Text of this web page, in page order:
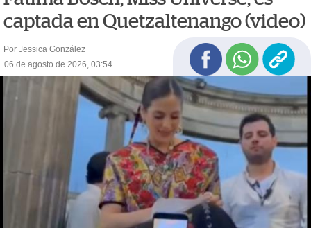
captada en Quetzaltenango (video)
Por Jessica González
06 de agosto de 2026, 03:54